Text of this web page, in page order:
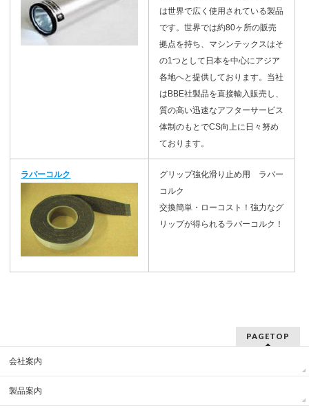
は世界で広く使用されている製品
です。世界では約80ヶ所の販売
拠点を持ち、マシンテックスはそ
の1つとして日本を中心にアジア
各地へと提供しております。当社
はBBE社製品を直接輸入販売し、
質の高い迅速なアフターサービス
体制のもとでCS向上に日々努め
ております。
ラバーコルク
グリップ強化滑り止め用 ラバー
コルク
交換簡単・ローコスト！強力なグ
リップが得られるラバーコルク！
PAGETOP
会社案内
製品案内